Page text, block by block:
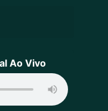
Ao Vivo